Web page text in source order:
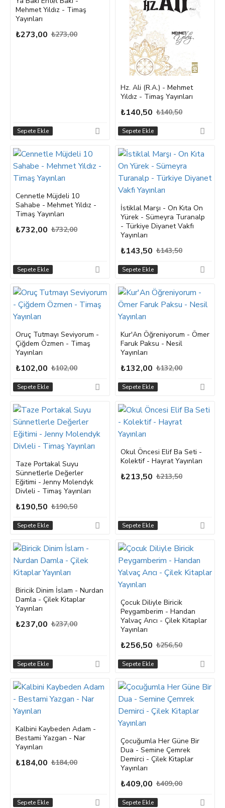
Mehmet Yıldız - Timaş
Yayınları
₺273,00 ₺273,00
Sepete Ekle
Hz. Ali (R.A.) - Mehmet
Yıldız - Timaş Yayınları
₺140,50 ₺140,50
Sepete Ekle
Cennetle Müjdeli 10
Sahabe - Mehmet Yıldız -
Timaş Yayınları
₺732,00 ₺732,00
Sepete Ekle
İstiklal Marşı - On Kıta On
Yürek - Sümeyra Turanalp
- Türkiye Diyanet Vakfı
Yayınları
₺143,50 ₺143,50
Sepete Ekle
Oruç Tutmayı Seviyorum -
Çiğdem Özmen - Timaş
Yayınları
₺102,00 ₺102,00
Sepete Ekle
Kur'An Öğreniyorum - Ömer
Faruk Paksu - Nesil
Yayınları
₺132,00 ₺132,00
Sepete Ekle
Taze Portakal Suyu
Sünnetlerle Değerler
Eğitimi - Jenny Molendyk
Divleli - Timaş Yayınları
₺190,50 ₺190,50
Sepete Ekle
Okul Öncesi Elif Ba Seti -
Kolektif - Hayrat Yayınları
₺213,50 ₺213,50
Sepete Ekle
Biricik Dinim İslam - Nurdan
Damla - Çilek Kitaplar
Yayınları
₺237,00 ₺237,00
Sepete Ekle
Çocuk Diliyle Biricik
Peygamberim - Handan
Yalvaç Arıcı - Çilek Kitaplar
Yayınları
₺256,50 ₺256,50
Sepete Ekle
Kalbini Kaybeden Adam -
Bestami Yazgan - Nar
Yayınları
₺184,00 ₺184,00
Sepete Ekle
Çocuğumla Her Güne Bir
Dua - Semine Çemrek
Demirci - Çilek Kitaplar
Yayınları
₺409,00 ₺409,00
Sepete Ekle